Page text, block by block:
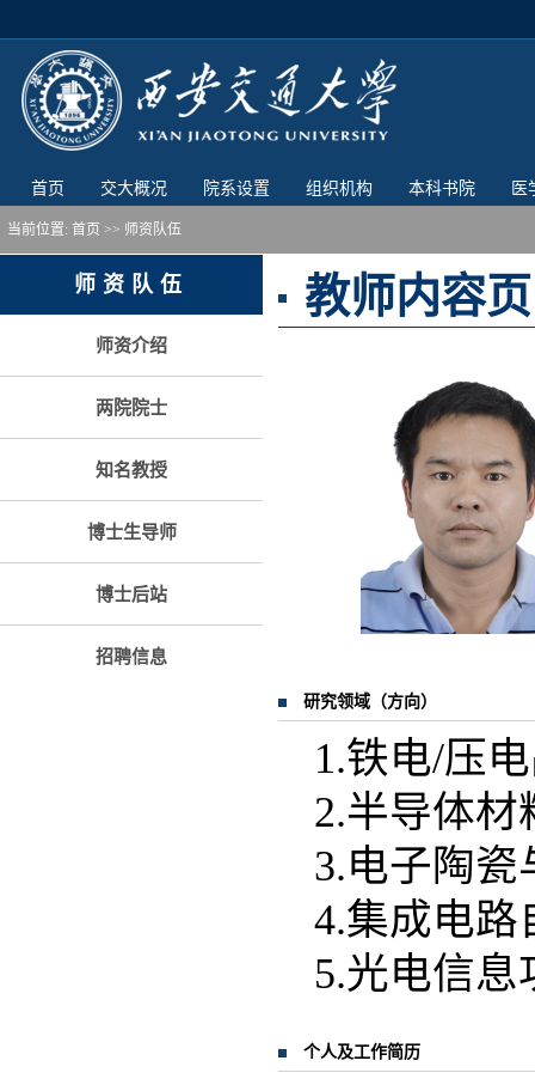
首页 交大概况 院系设置 组织机构 本科书院 医
当前位置: 首页 >> 师资队伍
师资队伍
师资介绍
两院院士
知名教授
博士生导师
博士后站
招聘信息
教师内容页
研究领域（方向）
1.铁电/压
2.半导体材
3.电子陶瓷
4.集成电路
5.光电信
个人及工作简历